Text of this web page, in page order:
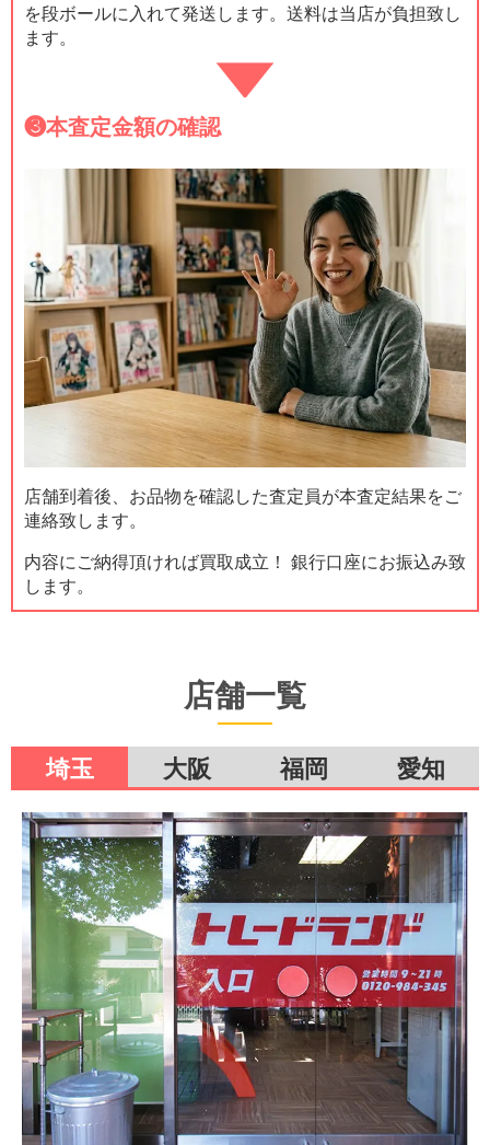
を段ボールに入れて発送します。送料は当店が負担致し
ます。
❸本査定金額の確認
店舗到着後、お品物を確認した査定員が本査定結果をご
連絡致します。
内容にご納得頂ければ買取成立！ 銀行口座にお振込み致
します。
店舗一覧
埼玉 大阪 福岡 愛知